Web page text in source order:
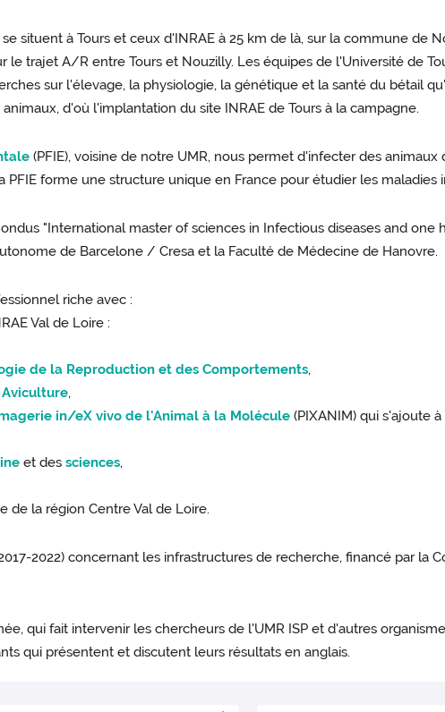
situent à Tours et ceux d'INRAE à 25 km de là, sur la commune de
le trajet A/R entre Tours et Nouzilly. Les équipes de l'Université de
sur l'élevage, la physiologie, la génétique et la santé du bétail
d'où l'implantation du site INRAE de Tours à la campagne.
(PFIE), voisine de notre UMR, nous permet d'infecter des
forme une structure unique en France pour étudier les maladies
"International master of sciences in Infectious diseases and one
de Barcelone / Cresa et la Faculté de Médecine de Hanovre.
riche avec :
Val de Loire :
de la Reproduction et des Comportements,
Aviculture,
in/eX vivo de l'Animal à la Molécule (PIXANIM) qui s'ajoute à
et dessciences,
de la région Centre Val de Loire.
2022) concernant les infrastructures de recherche, financé par la
qui fait intervenir les chercheurs de l'UMR ISP et d'autres
qui présentent et discutent leurs résultats en anglais.